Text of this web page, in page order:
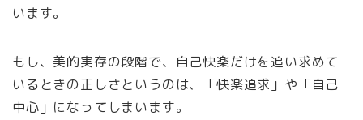
います。
もし、美的実存の段階で、自己快楽だけを追い求めて
いるときの正しさというのは、「快楽追求」や「自己
中心」になってしまいます。